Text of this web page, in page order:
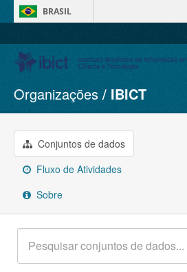
BRASIL
Conjuntos de dados
Organizações
Grupos
Sobre
Organizações IBICT
Conjuntos de dados
Fluxo de Atividades
Sobre